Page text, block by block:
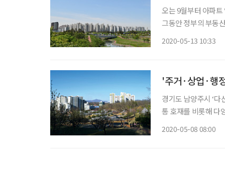
오는 9월부터 아파
그동안 정부의 부동
2020-05-13 10:33
'주거·상업·행
경기도 남양주시 ‘다
통 호재를 비롯해 다
2020-05-08 08:00